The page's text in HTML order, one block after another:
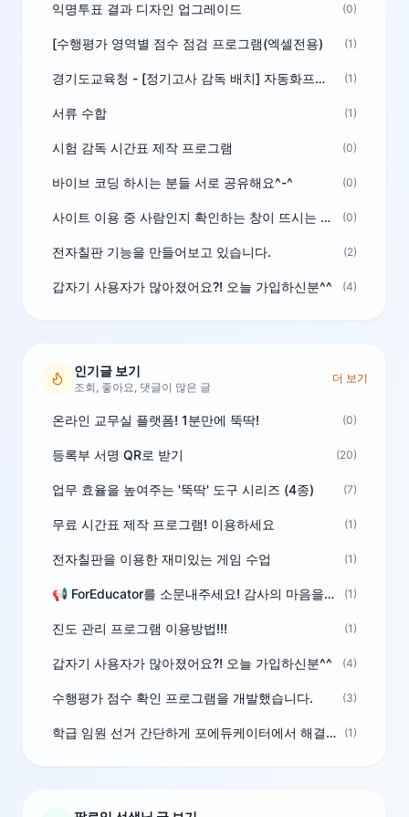
익명투표 결과 디자인 업그레이드 (0)
[수행평가 영역별 점수 점검 프로그램(엑셀전용) (1)
경기도교육청 - [정기고사 감독 배치] 자동화프로그램 보급 (1)
서류 수합 (1)
시험 감독 시간표 제작 프로그램 (0)
바이브 코딩 하시는 분들 서로 공유해요^-^ (0)
사이트 이용 중 사람인지 확인하는 창이 뜨시는 분은 알려주세요 (0)
전자칠판 기능을 만들어보고 있습니다. (2)
갑자기 사용자가 많아졌어요?! 오늘 가입하신분^^ (4)
인기글 보기
조회, 좋아요, 댓글이 많은 글
더 보기
온라인 교무실 플랫폼! 1분만에 뚝딱! (0)
등록부 서명 QR로 받기 (20)
업무 효율을 높여주는 '뚝딱' 도구 시리즈 (4종) (7)
무료 시간표 제작 프로그램! 이용하세요 (1)
전자칠판을 이용한 재미있는 게임 수업 (1)
📢 ForEducator를 소문내주세요! 감사의 마음을 담은 포인트 선물 (1)
진도 관리 프로그램 이용방법!!! (1)
갑자기 사용자가 많아졌어요?! 오늘 가입하신분^^ (4)
수행평가 점수 확인 프로그램을 개발했습니다. (3)
학급 임원 선거 간단하게 포에듀케이터에서 해결하세요! (1)